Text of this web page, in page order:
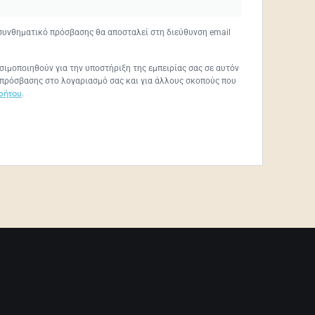
πρόσβασης θα αποσταλεί στη διεύθυνση email
για την υποστήριξη της εμπειρίας σας σε αυτόν
πρόσβασης στο λογαριασμό σας και για άλλους σκοπούς που
.